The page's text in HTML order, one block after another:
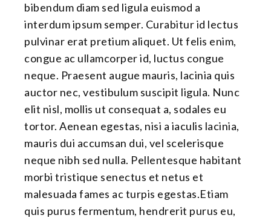
bibendum diam sed ligula euismod a
interdum ipsum semper. Curabitur id lectus
pulvinar erat pretium aliquet. Ut felis enim,
congue ac ullamcorper id, luctus congue
neque. Praesent augue mauris, lacinia quis
auctor nec, vestibulum suscipit ligula. Nunc
elit nisl, mollis ut consequat a, sodales eu
tortor. Aenean egestas, nisi a iaculis lacinia,
mauris dui accumsan dui, vel scelerisque
neque nibh sed nulla. Pellentesque habitant
morbi tristique senectus et netus et
malesuada fames ac turpis egestas.Etiam
quis purus fermentum, hendrerit purus eu,